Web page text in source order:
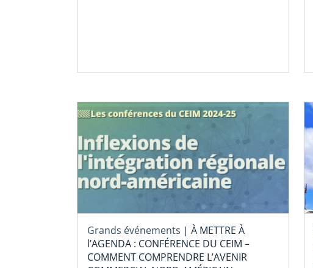
Grands événements | À METTRE À
l’AGENDA : CONFÉRENCE DU CEIM –
COMMENT COMPRENDRE L’AVENIR